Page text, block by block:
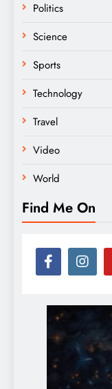
Politics
Science
Sports
Technology
Travel
Video
World
Find Me On